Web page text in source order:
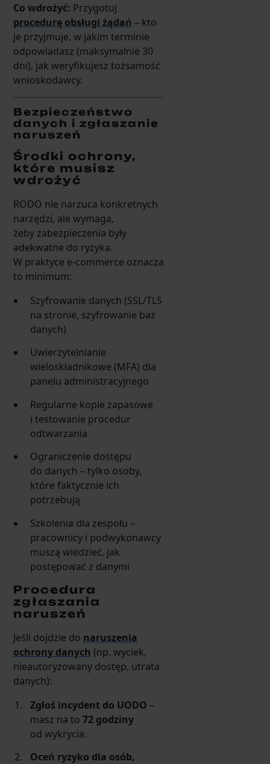
Co wdrożyć: Przygotuj
procedurę obsługi żądań – kto
je przyjmuje, w jakim terminie
odpowiadasz (maksymalnie 30
dni), jak weryfikujesz tożsamość
wnioskodawcy.
Bezpieczeństwo
danych i zgłaszanie
naruszeń
Środki ochrony,
które musisz
wdrożyć
RODO nie narzuca konkretnych
narzędzi, ale wymaga,
żeby zabezpieczenia były
adekwatne do ryzyka.
W praktyce e-commerce oznacza
to minimum:
Szyfrowanie danych (SSL/TLS
na stronie, szyfrowanie baz
danych)
Uwierzytelnianie
wieloskładnikowe (MFA) dla
panelu administracyjnego
Regularne kopie zapasowe
i testowanie procedur
odtwarzania
Ograniczenie dostępu
do danych – tylko osoby,
które faktycznie ich
potrzebują
Szkolenia dla zespołu –
pracownicy i podwykonawcy
muszą wiedzieć, jak
postępować z danymi
Procedura
zgłaszania
naruszeń
Jeśli dojdzie do naruszenia
ochrony danych (np. wyciek,
nieautoryzowany dostęp, utrata
danych):
Zgłoś incydent do UODO –
masz na to72 godziny
od wykrycia.
Oceń ryzyko dla osób,